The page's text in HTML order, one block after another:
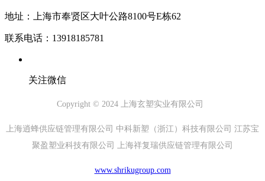
地址：上海市奉贤区大叶公路8100号E栋62
联系电话：13918185781
关注微信
Copyright © 2024 上海玄塑实业有限公司
上海逍蜂供应链管理有限公司 中科新塑（浙江）科技有限公司 江苏宝
聚盈塑业科技有限公司 上海祥复瑞供应链管理有限公司
www.shrikugroup.com